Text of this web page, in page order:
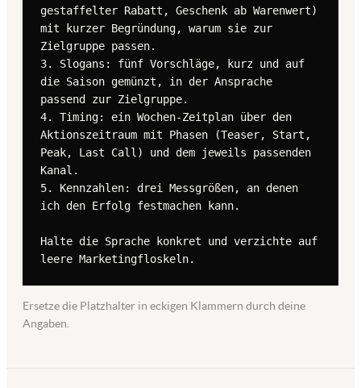
gestaffelter Rabatt, Geschenk ab Warenwert)
mit kurzer Begründung, warum sie zur
Zielgruppe passen.
3. Slogans: fünf Vorschläge, kurz und auf
die Saison gemünzt, in der Ansprache
passend zur Zielgruppe.
4. Timing: ein Wochen-Zeitplan über den
Aktionszeitraum mit Phasen (Teaser, Start,
Peak, Last Call) und dem jeweils passenden
Kanal.
5. Kennzahlen: drei Messgrößen, an denen
ich den Erfolg festmachen kann.
Halte die Sprache konkret und verzichte auf
leere Marketingfloskeln.
Ersetze die Platzhalter in eckigen Klammern durch deine
Angaben.